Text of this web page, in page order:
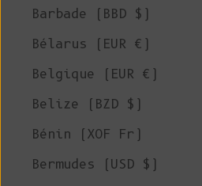
Barbade (BBD $)
Bélarus (EUR €)
Belgique (EUR €)
Belize (BZD $)
Bénin (XOF Fr)
Bermudes (USD $)